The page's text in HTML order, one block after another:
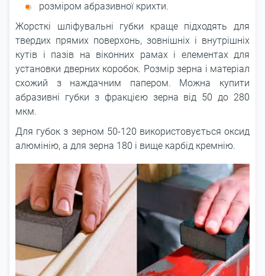
розміром абразивної крихти.
Жорсткі шліфувальні губки краще підходять для
твердих прямих поверхонь, зовнішніх і внутрішніх
кутів і пазів на віконних рамах і елементах для
установки дверних коробок. Розмір зерна і матеріал
схожий з наждачним папером. Можна купити
абразивні губки з фракцією зерна від 50 до 280
мкм.
Для губок з зерном 50-120 використовується оксид
алюмінію, а для зерна 180 і вище карбід кремнію.